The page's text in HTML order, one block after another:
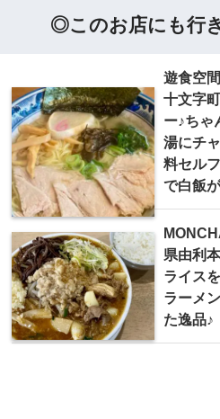
◎このお店にも行
遊食空
十文字
ー♪ちゃ
湯にチ
料セル
で白飯
県由利
ライス
ラーメ
た逸品♪